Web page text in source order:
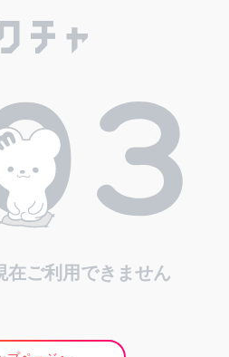
在ご利用できません